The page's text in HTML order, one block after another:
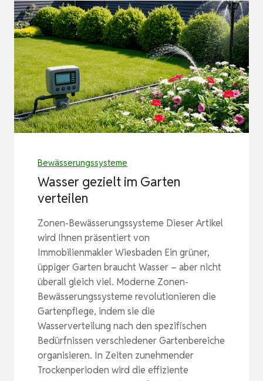
Bewässerungssysteme
Wasser gezielt im Garten
verteilen
Zonen-Bewässerungssysteme Dieser Artikel
wird Ihnen präsentiert von
Immobilienmakler Wiesbaden Ein grüner,
üppiger Garten braucht Wasser – aber nicht
überall gleich viel. Moderne Zonen-
Bewässerungssysteme revolutionieren die
Gartenpflege, indem sie die
Wasserverteilung nach den spezifischen
Bedürfnissen verschiedener Gartenbereiche
organisieren. In Zeiten zunehmender
Trockenperioden wird die effiziente